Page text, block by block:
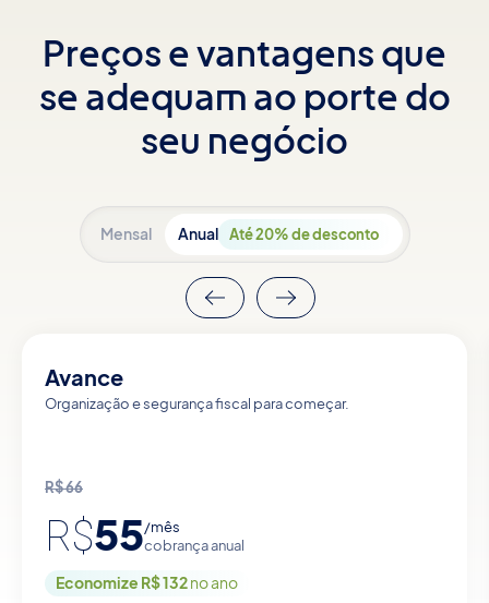
Preços e vantagens que
se adequam ao porte do
seu negócio
Mensal Anual Até 20% de desconto
Avance
Organização e segurança fiscal para começar.
R$66
R$55/mês
cobrança anual
Economize R$ 132no ano